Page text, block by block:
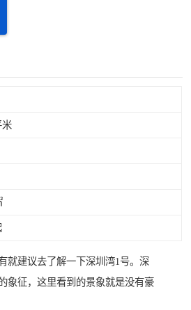
米
就建议去了解一下深圳湾1号。深
象征，这里看到的景象就是没有豪